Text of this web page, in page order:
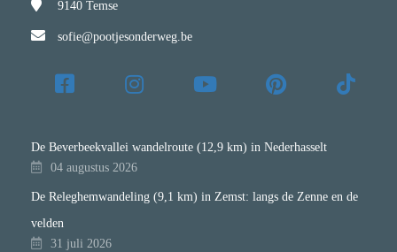
9140 Temse
sofie@pootjesonderweg.be
De Beverbeekvallei wandelroute (12,9 km) in Nederhasselt
04 augustus 2026
De Releghemwandeling (9,1 km) in Zemst: langs de Zenne en de
velden
31 juli 2026